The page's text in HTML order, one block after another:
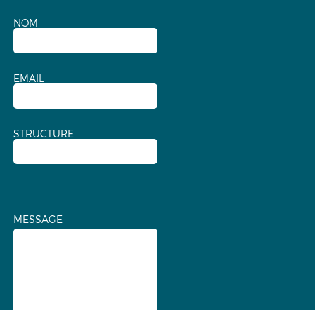
NOM
EMAIL
STRUCTURE
MESSAGE